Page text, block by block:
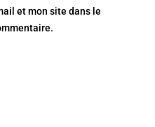
et mon site dans le